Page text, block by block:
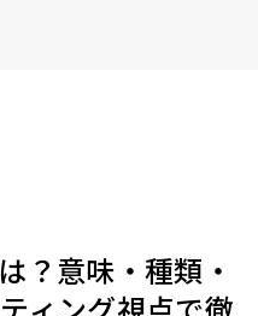
？意味・種類・